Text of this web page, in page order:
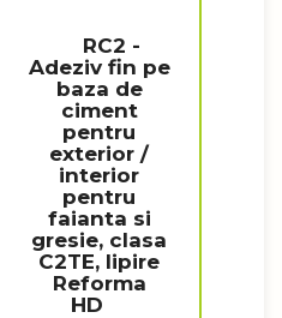
RC2 -
Adeziv fin pe
baza de
ciment
pentru
exterior /
interior
pentru
faianta si
gresie, clasa
C2TE, lipire
Reforma
HD